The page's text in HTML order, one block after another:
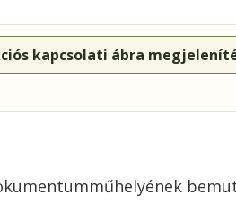
kapcsolati ábra